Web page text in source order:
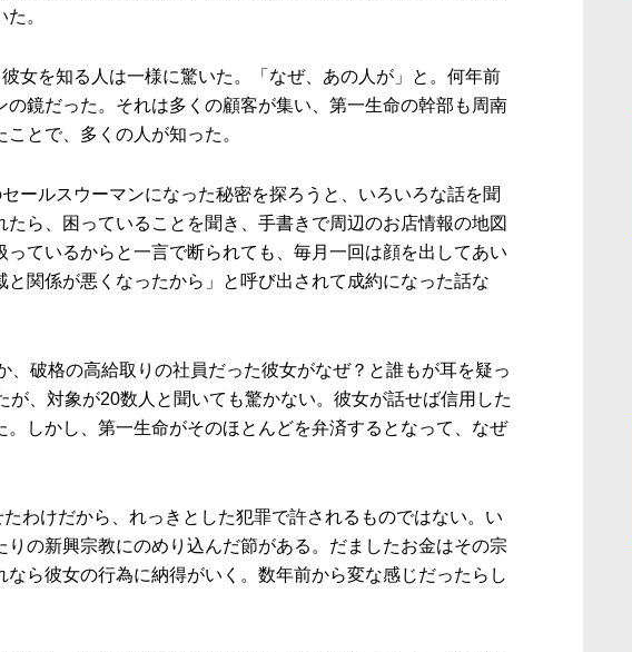
。
女を知る人は一様に驚いた。「なぜ、あの人が」と。何年前
鏡だった。それは多くの顧客が集い、第一生命の幹部も周南
とで、多くの人が知った。
ールスウーマンになった秘密を探ろうと、いろいろな話を聞
ら、困っていることを聞き、手書きで周辺のお店情報の地図
ているからと一言で断られても、毎月一回は顔を出してあい
関係が悪くなったから」と呼び出されて成約になった話な
破格の高給取りの社員だった彼女がなぜ？と誰もが耳を疑っ
、対象が20数人と聞いても驚かない。彼女が話せば信用した
しかし、第一生命がそのほとんどを弁済するとなって、なぜ
わけだから、れっきとした犯罪で許されるものではない。い
の新興宗教にのめり込んだ節がある。だましたお金はその宗
ら彼女の行為に納得がいく。数年前から変な感じだったらし